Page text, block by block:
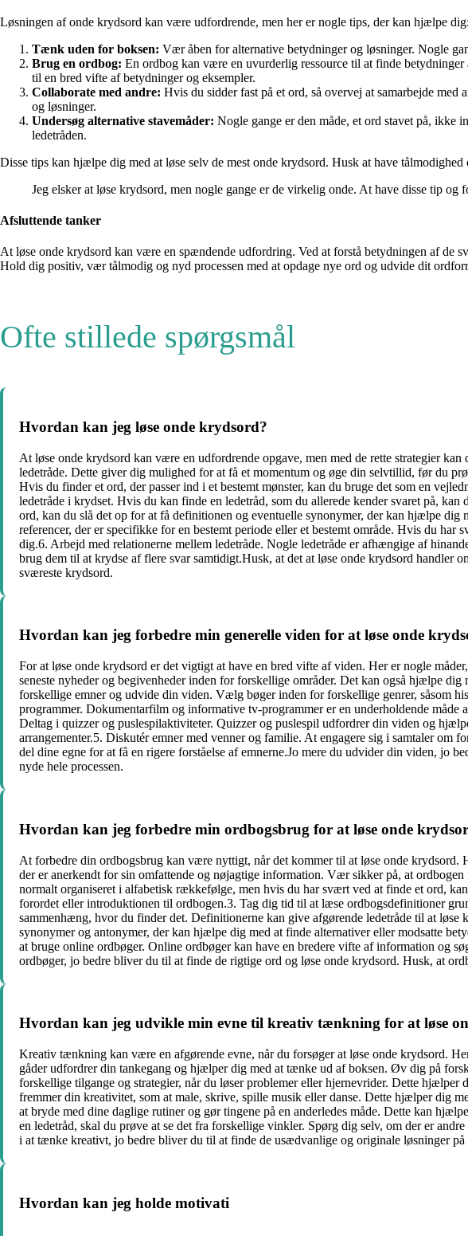
Løsningen af onde krydsord kan være udfordrende, men her er nogle tips, der kan hjælpe dig:
Tænk uden for boksen: Vær åben for alternative betydninger og løsninger. Nogle
Brug en ordbog: En ordbog kan være en uvurderlig ressource til at finde
til en bred vifte af betydninger og eksempler.
Collaborate med andre: Hvis du sidder fast på et ord, så overvej at samarbejde
og løsninger.
Undersøg alternative stavemåder: Nogle gange er den måde, et ord stavet på, ikke
ledetråden.
Disse tips kan hjælpe dig med at løse selv de mest onde krydsord. Husk at have
Jeg elsker at løse krydsord, men nogle gange er de virkelig onde. At have disse tip
Afsluttende tanker
At løse onde krydsord kan være en spændende udfordring. Ved at forstå betydningen af de
Hold dig positiv, vær tålmodig og nyd processen med at opdage nye ord og udvide dit
Ofte stillede spørgsmål
Hvordan kan jeg løse onde krydsord?
At løse onde krydsord kan være en udfordrende opgave, men med de rette strategier
ledetråde. Dette giver dig mulighed for at få et momentum og øge din selvtillid, før du
Hvis du finder et ord, der passer ind i et bestemt mønster, kan du bruge det som en
ledetråde i krydset. Hvis du kan finde en ledetråd, som du allerede kender svaret på,
ord, kan du slå det op for at få definitionen og eventuelle synonymer, der kan hjælpe
referencer, der er specifikke for en bestemt periode eller et bestemt område. Hvis du
dig.6. Arbejd med relationerne mellem ledetråde. Nogle ledetråde er afhængige af
brug dem til at krydse af flere svar samtidigt.Husk, at det at løse onde krydsord handler
sværeste krydsord.
Hvordan kan jeg forbedre min generelle viden for at løse onde
For at løse onde krydsord er det vigtigt at have en bred vifte af viden. Her er nogle
seneste nyheder og begivenheder inden for forskellige områder. Det kan også hjælpe
forskellige emner og udvide din viden. Vælg bøger inden for forskellige genrer, såsom
programmer. Dokumentarfilm og informative tv-programmer er en underholdende
Deltag i quizzer og puslespilaktiviteter. Quizzer og puslespil udfordrer din viden og
arrangementer.5. Diskutér emner med venner og familie. At engagere sig i samtaler
del dine egne for at få en rigere forståelse af emnerne.Jo mere du udvider din viden, jo
nyde hele processen.
Hvordan kan jeg forbedre min ordbogsbrug for at løse onde
At forbedre din ordbogsbrug kan være nyttigt, når det kommer til at løse onde
der er anerkendt for sin omfattende og nøjagtige information. Vær sikker på, at
normalt organiseret i alfabetisk rækkefølge, men hvis du har svært ved at finde et ord,
forordet eller introduktionen til ordbogen.3. Tag dig tid til at læse ordbogsdefinitioner
sammenhæng, hvor du finder det. Definitionerne kan give afgørende ledetråde til at
synonymer og antonymer, der kan hjælpe dig med at finde alternativer eller modsatte
at bruge online ordbøger. Online ordbøger kan have en bredere vifte af information og
ordbøger, jo bedre bliver du til at finde de rigtige ord og løse onde krydsord. Husk, at
Hvordan kan jeg udvikle min evne til kreativ tænkning for at løse
Kreativ tænkning kan være en afgørende evne, når du forsøger at løse onde krydsord.
gåder udfordrer din tankegang og hjælper dig med at tænke ud af boksen. Øv dig på
forskellige tilgange og strategier, når du løser problemer eller hjernevrider. Dette
fremmer din kreativitet, som at male, skrive, spille musik eller danse. Dette hjælper dig
at bryde med dine daglige rutiner og gør tingene på en anderledes måde. Dette kan
en ledetråd, skal du prøve at se det fra forskellige vinkler. Spørg dig selv, om der er
i at tænke kreativt, jo bedre bliver du til at finde de usædvanlige og originale løsninger
Hvordan kan jeg holde motivati